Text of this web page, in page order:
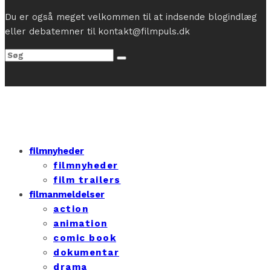
Du er også meget velkommen til at indsende blogindlæg
eller debatemner til kontakt@filmpuls.dk
filmnyheder
filmnyheder
film trailers
filmanmeldelser
action
animation
comic book
dokumentar
drama